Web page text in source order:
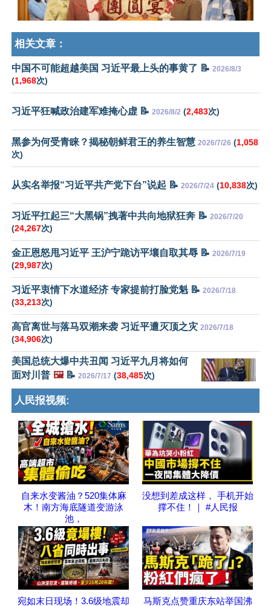
相关文章：
中国不可能超越美国 习近平最上头的事黄了 📝 2026/8/3
(1,968次)
习近平狂喊政治建军难掩心虚 📝 2026/8/2 (2,483次)
黑参为何受青睐？揭秘朝鲜君王的养生智慧 2026/7/26 (1,058
次)
从实名举报“习近平共产党下台”说起 📝 2026/7/24 (10,838次)
习近平扛起三“大黑锅”拽著中共向地狱狂奔 📝 2026/7/20
(24,267次)
金正恩怒甩习近平 王沪宁跪访平壤自取其辱 📝 2026/7/19
(29,987次)
习近平衷情下水道经济 专家提前打脸党魁 📝 2026/7/18
(33,213次)
高官离世与落马双潮来袭 习近平遭灭顶之灾 2026/7/18
(34,906次)
美国总统大爆中共丑闻 习近平九月将如何
面对川普 🖼️📝 2026/7/17 (38,485次)
人民报视频:
自来水变酱油？520集体麻
木！南方海底隧道变游泳
池，
没想到差成这样， 手机开始
撑不住！｜ #人民报
宛如末日现场！3.6级地震却 马斯克点赞重庆东站举国沸